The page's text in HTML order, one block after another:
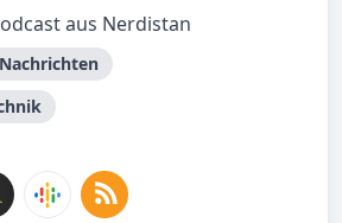
aus Nerdistan
Nachrichten